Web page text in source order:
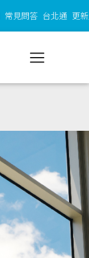
常見問答 台北通 更